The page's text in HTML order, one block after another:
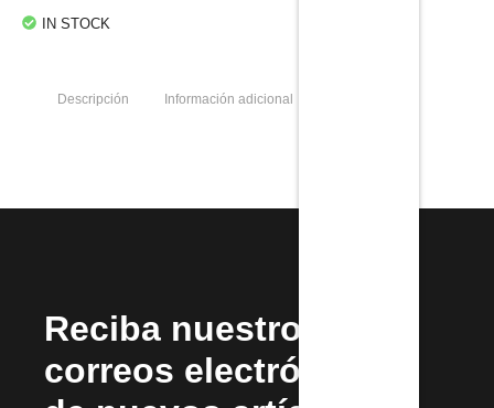
IN STOCK
Descripción Información adicional
Reciba nuestros
correos electrónicos